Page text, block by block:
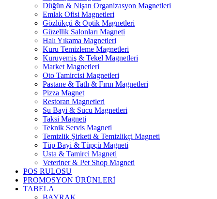
Düğün & Nişan Organizasyon Magnetleri
Emlak Ofisi Magnetleri
Gözlükçü & Optik Magnetleri
Güzellik Salonları Magneti
Halı Yıkama Magnetleri
Kuru Temizleme Magnetleri
Kuruyemiş & Tekel Magnetleri
Market Magnetleri
Oto Tamircisi Magnetleri
Pastane & Tatlı & Fırın Magnetleri
Pizza Magnet
Restoran Magnetleri
Su Bayi & Sucu Magnetleri
Taksi Magneti
Teknik Servis Magneti
Temizlik Şirketi & Temizlikçi Magneti
Tüp Bayi & Tüpçü Magneti
Usta & Tamirci Magneti
Veteriner & Pet Shop Magneti
POS RULOSU
PROMOSYON ÜRÜNLERİ
TABELA
BAYRAK